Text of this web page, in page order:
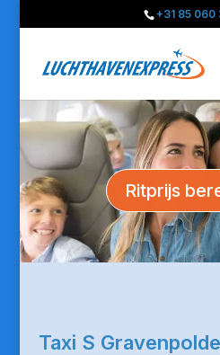
+31 85 060
Ritprijs
Taxi S